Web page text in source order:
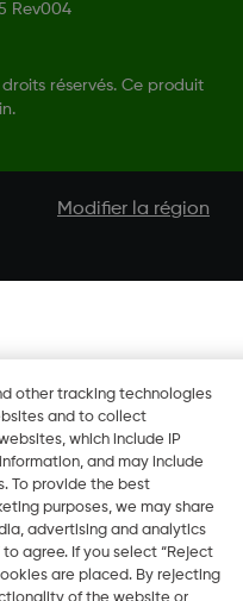
Rev004
réservés. Ce produit
Modifier la région
other tracking technologies
and to collect
which include IP
and may include
To provide the best
purposes, we may share
advertising and analytics
agree. If you select “Reject
are placed. By rejecting